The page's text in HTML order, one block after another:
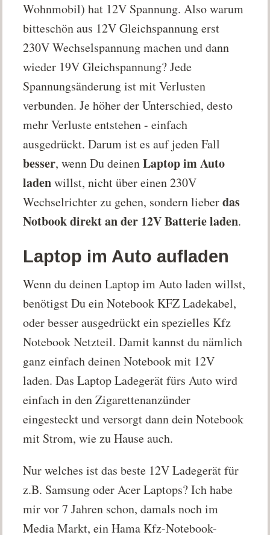
Wohnmobil) hat 12V Spannung. Also warum
bitteschön aus 12V Gleichspannung erst
230V Wechselspannung machen und dann
wieder 19V Gleichspannung? Jede
Spannungsänderung ist mit Verlusten
verbunden. Je höher der Unterschied, desto
mehr Verluste entstehen - einfach
ausgedrückt. Darum ist es auf jeden Fall
besser, wenn Du deinenLaptop im Auto
ladenwillst, nicht über einen 230V
Wechselrichter zu gehen, sondern lieberdas
Notbook direkt an der 12V Batterie laden.
Laptop im Auto aufladen
Wenn du deinen Laptop im Auto laden willst,
benötigst Du ein Notebook KFZ Ladekabel,
oder besser ausgedrückt ein spezielles Kfz
Notebook Netzteil. Damit kannst du nämlich
ganz einfach deinen Notebook mit 12V
laden. Das Laptop Ladegerät fürs Auto wird
einfach in den Zigarettenanzünder
eingesteckt und versorgt dann dein Notebook
mit Strom, wie zu Hause auch.
Nur welches ist das beste 12V Ladegerät für
z.B. Samsung oder Acer Laptops? Ich habe
mir vor 7 Jahren schon, damals noch im
Media Markt, ein Hama Kfz-Notebook-